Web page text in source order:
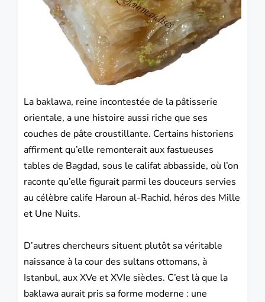
La baklawa, reine incontestée de la pâtisserie
orientale, a une histoire aussi riche que ses
couches de pâte croustillante. Certains historiens
affirment qu’elle remonterait aux fastueuses
tables de Bagdad, sous le califat abbasside, où l’on
raconte qu’elle figurait parmi les douceurs servies
au célèbre calife Haroun al-Rachid, héros des Mille
et Une Nuits.
D’autres chercheurs situent plutôt sa véritable
naissance à la cour des sultans ottomans, à
Istanbul, aux XVe et XVIe siècles. C’est là que la
baklawa aurait pris sa forme moderne : une